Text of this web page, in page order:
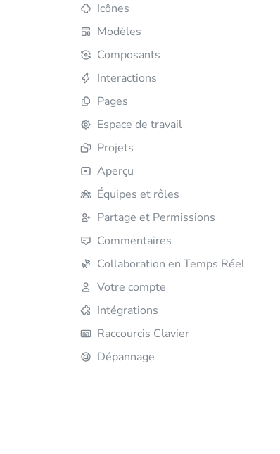
Icônes
Modèles
Composants
Interactions
Pages
Espace de travail
Projets
Aperçu
Équipes et rôles
Partage et Permissions
Commentaires
Collaboration en Temps Réel
Votre compte
Intégrations
Raccourcis Clavier
Dépannage